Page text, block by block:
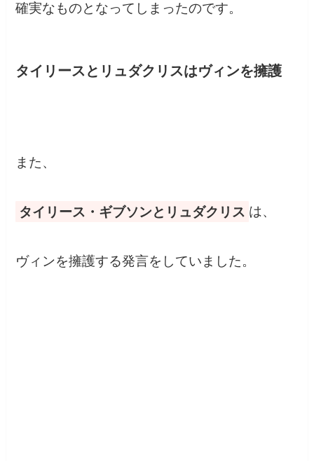
確実なものとなってしまったのです。
タイリースとリュダクリスはヴィンを擁護
また、
タイリース・ギブソンとリュダクリス は、
ヴィンを擁護する発言をしていました。